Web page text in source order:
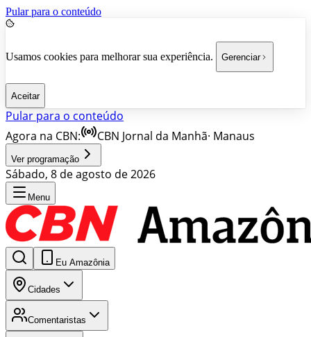
Pular para o conteúdo
Usamos cookies para melhorar sua experiência. Gerenciar
Aceitar
Pular para o conteúdo
Agora na CBN:
CBN Jornal da Manhã· Manaus
Ver programação
Sábado, 8 de agosto de 2026
Menu
Eu Amazônia
Cidades
Comentaristas